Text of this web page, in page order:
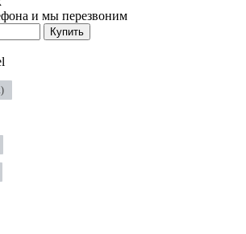
и мы перезвоним
Купить